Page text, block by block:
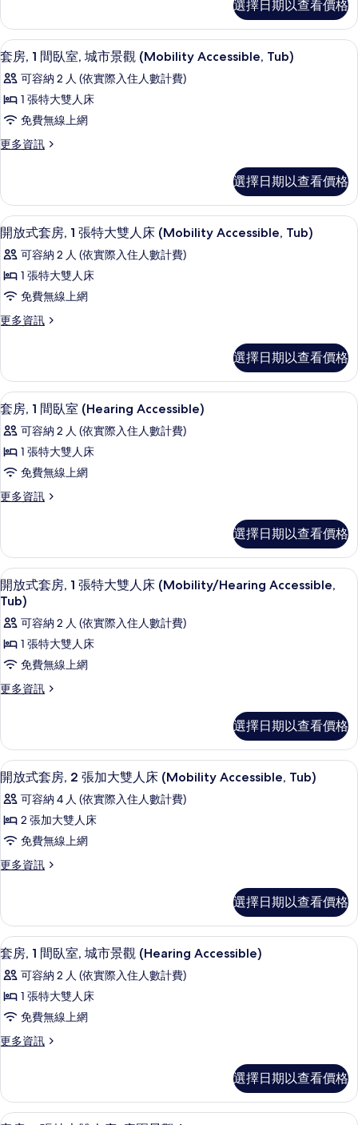
片
臥
室
的
所
有
相
片
套
房,
1
臥
室
詳
情
選擇日期以查看價格
顯
示
套
房,
間
室,
城
市
景
觀
(Mobility
Accessible,
Tub)
所
有
相
片
淋浴/浴缸二合一、名牌盥洗用品、吹
7
套房, 1 間臥室, 城市景觀 (Mobility Accessible, Tub)
可容納 2 人 (依實際入住人數計費)
1 張特大雙人床
免費無線上網
更多資訊
更
1
間
臥
室,
城
市
觀
(Mobility
Accessible,
詳
選擇日期以查看價格
顯
示
開
放
式
套
1
張
特
大
雙
人
床
Tub)
的
所
有
相
片
埃及棉床單、高級寢具、羽絨被、迷你
6
開放式套房, 1 張特大雙人床 (Mobility Accessible, Tub)
可容納 2 人 (依實際入住人數計費)
1 張特大雙人床
免費無線上網
更多資訊
更
式
套
房,
張
特
雙
人
床
Tub)
詳
情
選擇日期以查看價格
顯
示
套
房,
間
室
(Hearing
Accessible)
的
所
有
相
片
淋浴/浴缸二合一、名牌盥洗用品、吹
6
套房, 1 間臥室 (Hearing Accessible)
可容納 2 人 (依實際入住人數計費)
1 張特大雙人床
免費無線上網
更多資訊
更
1
間
臥
室
(Hearing
Accessible)
的
情
選擇日期以查看價格
顯
示
開
放
式
套
張
特
大
雙
人
床
(Mobility/Hearing
的
所
有
相
片
淋浴/浴缸二合一、名牌盥洗用品、吹
5
開放式套房, 1 張特大雙人床 (Mobility/Hearing Accessible,
Tub)
可容納 2 人 (依實際入住人數計費)
1 張特大雙人床
免費無線上網
更多資訊
更
式
套
房,
1
張
特
雙
人
床
Tub)
詳
情
選擇日期以查看價格
顯
示
開
放
式
套
2
張
加
大
雙
人
床
Tub)
的
埃及棉床單、高級寢具、羽絨被、迷你
6
開放式套房, 2 張加大雙人床 (Mobility Accessible, Tub)
可容納 4 人 (依實際入住人數計費)
2 張加大雙人床
免費無線上網
更多資訊
更
式
套
房,
張
加
雙
人
床
Tub)
選擇日期以查看價格
顯
示
套
房,
間
室,
城
埃及棉床單、高級寢具、羽絨被、迷你
6
套房, 1 間臥室, 城市景觀 (Hearing Accessible)
可容納 2 人 (依實際入住人數計費)
1 張特大雙人床
免費無線上網
更多資訊
更
1
間
選擇日期以查看價格
顯 埃及棉床單、高級寢具、羽絨被、迷你